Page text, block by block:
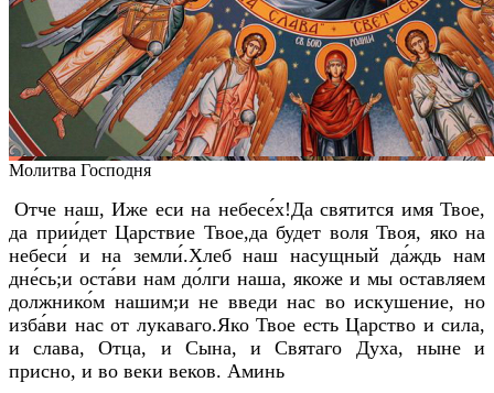
Молитва Господня
Отче наш, Иже еси на небесе́х!Да святится имя Твое,
да прии́дет Царствие Твое,да будет воля Твоя, яко на
небеси́ и на земли́.Хлеб наш насущный да́ждь нам
дне́сь;и оста́ви нам до́лги наша, якоже и мы оставляем
должнико́м нашим;и не введи нас во искушение, но
изба́ви нас от лукаваго.Яко Твое есть Царство и сила,
и слава, Отца, и Сына, и Святаго Духа, ныне и
присно, и во веки веков. Аминь